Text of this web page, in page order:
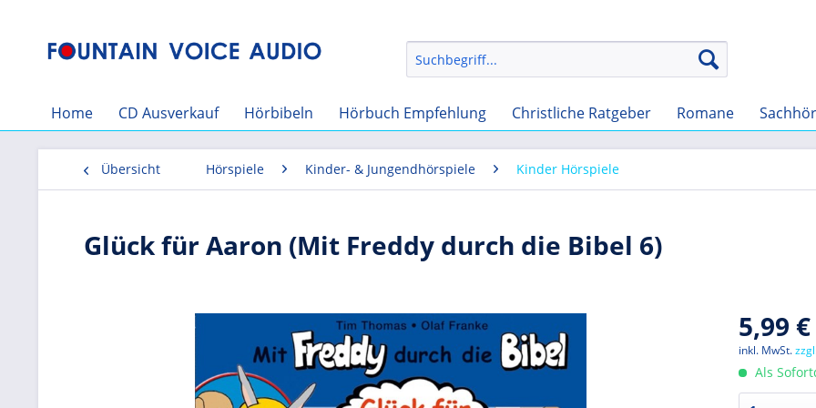
Home CD Ausverkauf Hörbibeln Hörbuch Empfehlung Christliche Ratgeber Romane
Übersicht Hörspiele Kinder- & Jungendhörspiele Kinder Hörspiele
Glück für Aaron (Mit Freddy durch die Bibel 6)
5,99
inkl. MwSt.
Als